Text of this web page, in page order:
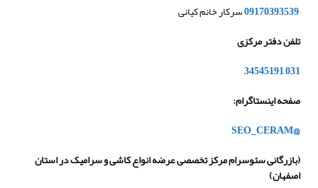
09170393539سرکار خانم کیانی
تلفن دفتر مرکزی
031
–
34545191
صفحه اینستاگرام:
@SEO_CERAM
(بازرگانی سئوسرام مرکز تخصصی عرضه انواع کاشی و سرامیک در استان
اصفهان)